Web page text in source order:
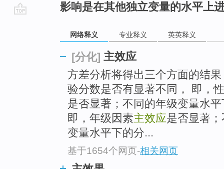
影响是在其他独立变量的水平上
网络释义 专业释义 英英释义
[分化] 主效应
方差分析将得出三个方面的结
验分数是否有显著不同， 即，
是否显著；不同的年级变量水
即，年级因素主效应是否显著
变量水平下的分...
基于1654个网页-相关网页